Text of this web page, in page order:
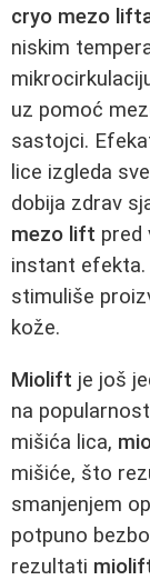
cryo mezo
niskim
uz pomoć
sastojci.
lice izgleda
dobija zdrav
mezo lift pred
instant efekta.
stimuliše
kože.
Miolift je još
na
mišića lica,
mišiće, što
smanjenjem
potpuno
rezultati